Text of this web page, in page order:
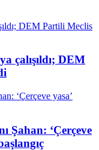
çalışıldı; DEM
Şahan: ‘Çerçeve